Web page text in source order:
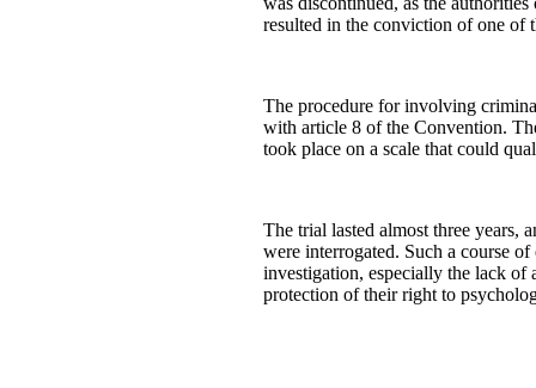
resulted in the conviction of one of
The procedure for involving
with article 8 of the Convention.
took place on a scale that could
The trial lasted almost three years,
were interrogated. Such a course
investigation, especially the lack of
protection of their right to